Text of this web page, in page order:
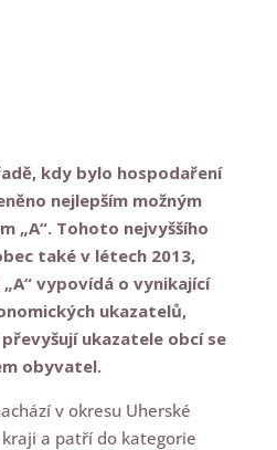
kdy bylo hospodaření
nejlepším možným
„A“. Tohoto nejvyššího
také v létech 2013,
vypovídá o vynikající
ukazatelů,
ukazatele obcí se
obyvatel.
v okresu Uherské
a patří do kategorie